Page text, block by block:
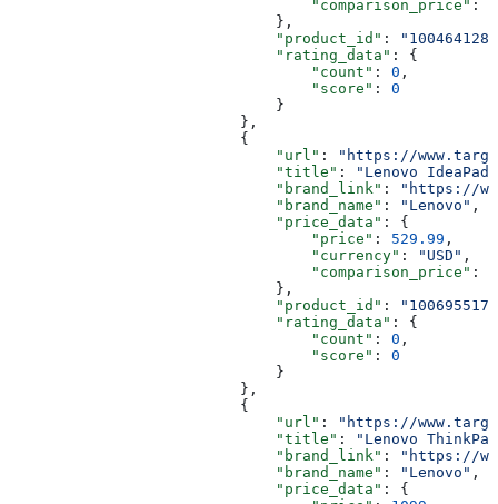
                                  "comparison_price"
:
                              },
                              "product_id"
:
                              "rating_data"
: {
                                  "count"
: 0 ,
                                  "score"
: 0
                              }
                          },
                          {
                              "url"
:
"https://
                              "title"
:
"Lenovo
                              "brand_link"
:
"https://
                              "brand_name"
: "Lenovo" ,
                              "price_data"
: {
                                  "price"
: 529.99 ,
                                  "currency"
: "USD" ,
                                  "comparison_price"
:
                              },
                              "product_id"
:
                              "rating_data"
: {
                                  "count"
: 0 ,
                                  "score"
: 0
                              }
                          },
                          {
                              "url"
:
"https://
                              "title"
:
"Lenovo
                              "brand_link"
:
"https://
                              "brand_name"
: "Lenovo" ,
                              "price_data"
: {